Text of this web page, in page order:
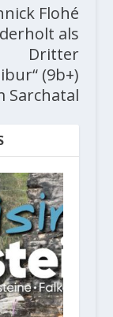
Flohé
als
Dritter
(9b+)
Sarchatal